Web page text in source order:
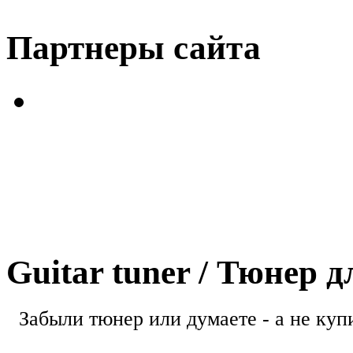
Партнеры сайта
Guitar tuner / Тюнер
Забыли тюнер или думаете - а не